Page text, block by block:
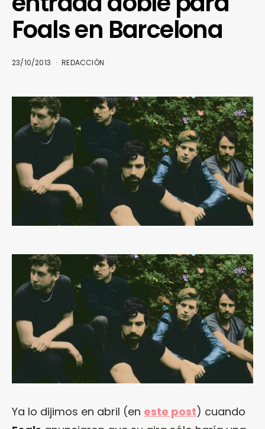
Foals en Barcelona
23/10/2013 REDACCIÓN
Ya lo dijimos en abril (en este post) cuando